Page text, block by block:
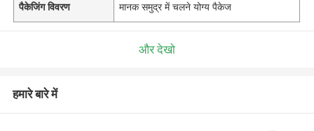
पैकेजिंग विवरण मानक समुद्र में चलने योग्य पैकेज
और देखो
हमारे बारे में